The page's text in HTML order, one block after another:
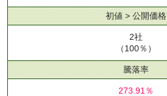
初値 > 公開価格
2社
（100％）
騰落率
273.91％